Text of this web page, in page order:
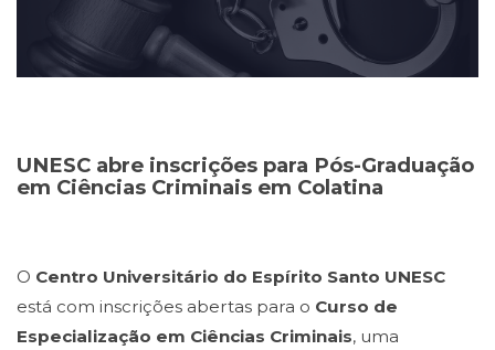
UNESC abre inscrições para Pós-Graduação
em Ciências Criminais em Colatina
O Centro Universitário do Espírito Santo UNESC
está com inscrições abertas para o Curso de
Especialização em Ciências Criminais, uma